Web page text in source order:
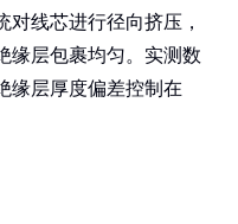
线芯进行径向挤压，
缘层包裹均匀。实测数
缘层厚度偏差控制在